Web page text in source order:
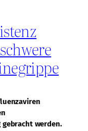
werden.